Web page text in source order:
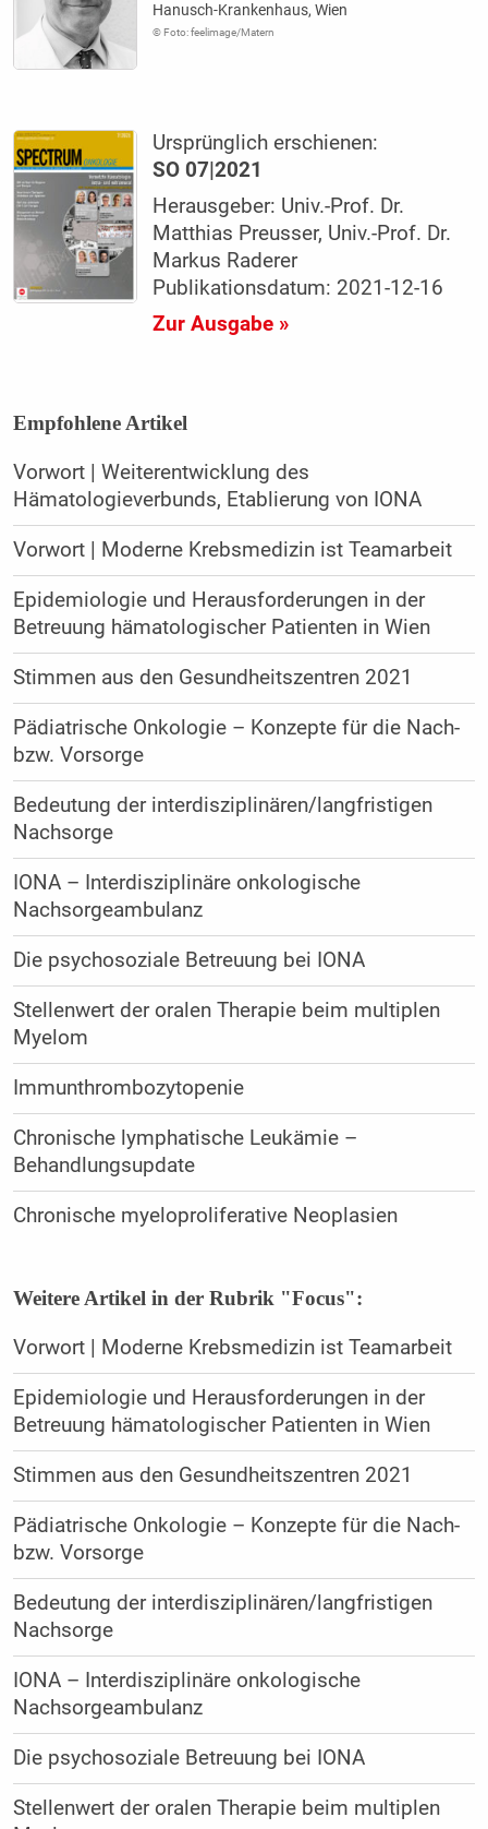
Hanusch-Krankenhaus, Wien
© Foto: feelimage/Matern
Ursprünglich erschienen:
SO 07|2021
Herausgeber: Univ.-Prof. Dr.
Matthias Preusser, Univ.-Prof. Dr.
Markus Raderer
Publikationsdatum: 2021-12-16
Zur Ausgabe »
Empfohlene Artikel
Vorwort | Weiterentwicklung des
Hämatologieverbunds, Etablierung von IONA
Vorwort | Moderne Krebsmedizin ist Teamarbeit
Epidemiologie und Herausforderungen in der
Betreuung hämatologischer Patienten in Wien
Stimmen aus den Gesundheitszentren 2021
Pädiatrische Onkologie – Konzepte für die Nach-
bzw. Vorsorge
Bedeutung der interdisziplinären/langfristigen
Nachsorge
IONA – Interdisziplinäre onkologische
Nachsorgeambulanz
Die psychosoziale Betreuung bei IONA
Stellenwert der oralen Therapie beim multiplen
Myelom
Immunthrombozytopenie
Chronische lymphatische Leukämie –
Behandlungsupdate
Chronische myeloproliferative Neoplasien
Weitere Artikel in der Rubrik "Focus":
Vorwort | Moderne Krebsmedizin ist Teamarbeit
Epidemiologie und Herausforderungen in der
Betreuung hämatologischer Patienten in Wien
Stimmen aus den Gesundheitszentren 2021
Pädiatrische Onkologie – Konzepte für die Nach-
bzw. Vorsorge
Bedeutung der interdisziplinären/langfristigen
Nachsorge
IONA – Interdisziplinäre onkologische
Nachsorgeambulanz
Die psychosoziale Betreuung bei IONA
Stellenwert der oralen Therapie beim multiplen